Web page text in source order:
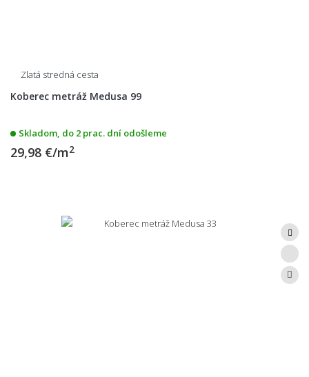
Zlatá stredná cesta
Koberec metráž Medusa 99
Skladom, do 2 prac. dní odošleme
29,98 €/m2